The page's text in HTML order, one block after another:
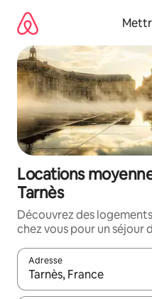
directement
contenu
Locations
Tarnès
Découvrez des
chez vous pour un séjour
Adresse
Lorsque les résultats